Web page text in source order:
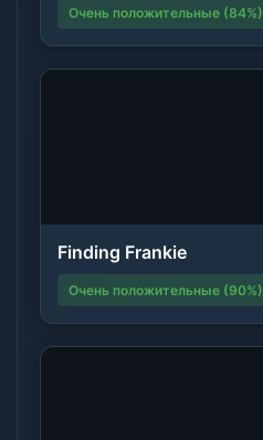
Очень положительные (84%)
Finding Frankie
Очень положительные (90%)